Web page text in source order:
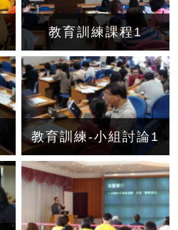
教育訓練課程1
教育訓練-小組討論1